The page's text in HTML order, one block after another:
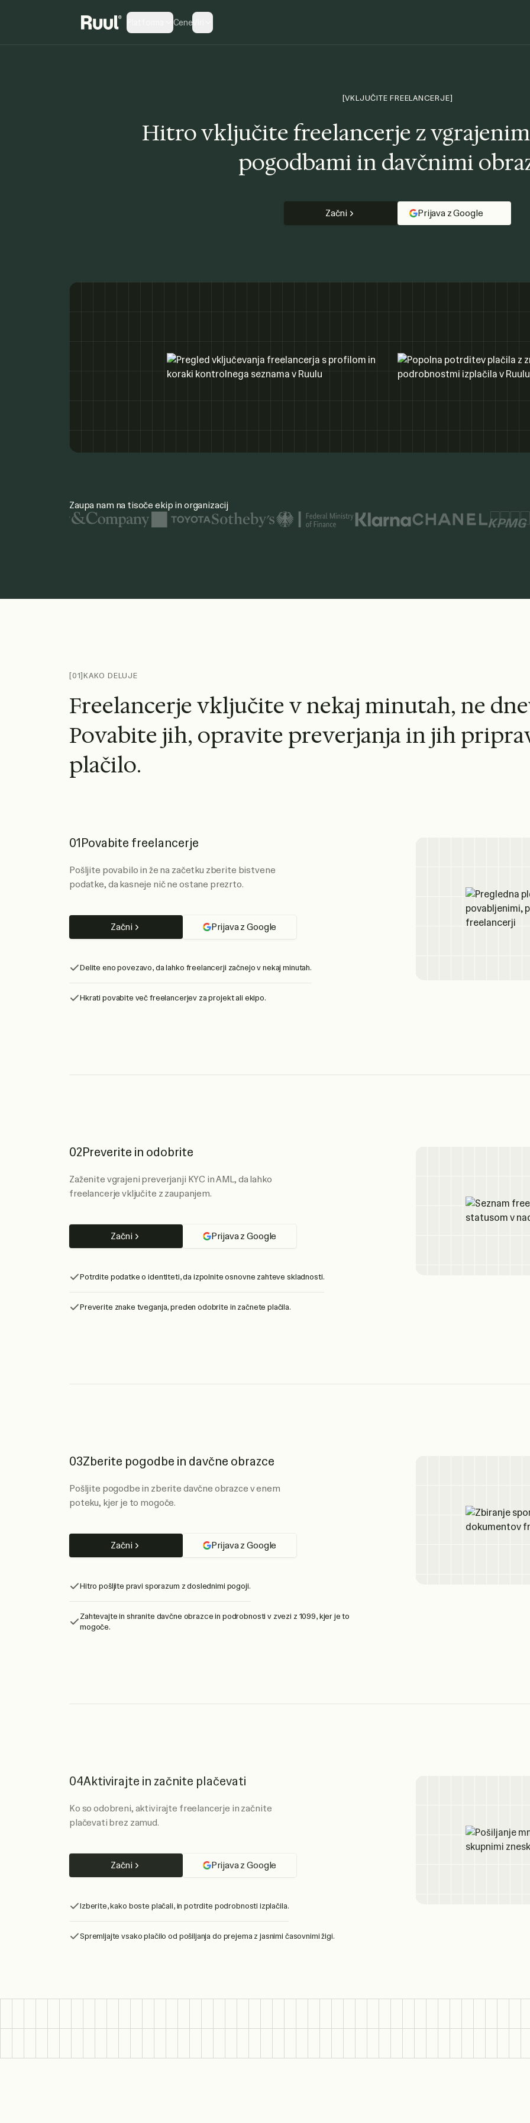
Domača stran Ruul Cene
[VKLJUČITE FREELANCERJE]
Hitro vključite freelancerje z
pogodbami in davčnimi
Začni Prijava z Google
Zaupa nam na tisoče ekip in organizacij
[01]KAKO DELUJE
Freelancerjevključitevnekaj minutah, ne dne
Povabitejih, opravite preverjanjainjih pripra
plačilo.
01Povabite freelancerje
Pošljite povabilo in že na začetku zberite bistvene
podatke, da kasneje nič ne ostane prezrto.
Začni Prijava z Google
Delite eno povezavo, da lahko freelancerji začnejo v nekaj minutah.
Hkrati povabite več freelancerjev za projekt ali ekipo.
02Preverite in odobrite
Zaženite vgrajeni preverjanji KYC in AML, da lahko
freelancerje vključite z zaupanjem.
Začni Prijava z Google
Potrdite podatke o identiteti, da izpolnite osnovne zahteve skladnosti.
Preverite znake tveganja, preden odobrite in začnete plačila.
03Zberite pogodbe in davčne obrazce
Pošljite pogodbe in zberite davčne obrazce v enem
poteku, kjer je to mogoče.
Začni Prijava z Google
Hitro pošljite pravi sporazum z doslednimi pogoji.
Zahtevajte in shranite davčne obrazce in podrobnosti v zvezi z 1099, kjer je to
mogoče.
04Aktivirajte in začnite plačevati
Ko so odobreni, aktivirajte freelancerje in začnite
plačevati brez zamud.
Začni Prijava z Google
Izberite, kako boste plačali, in potrdite podrobnosti izplačila.
Spremljajte vsako plačilo od pošiljanja do prejema z jasnimi časovnimi žigi.